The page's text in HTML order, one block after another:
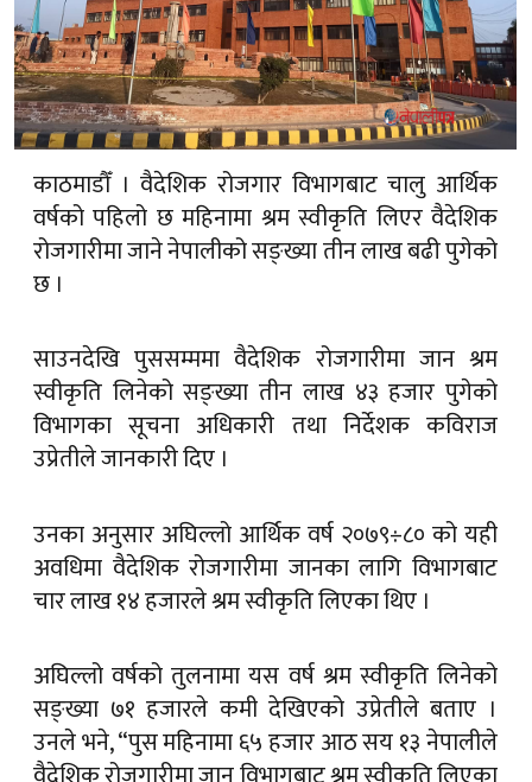
काठमाडौँ । वैदेशिक रोजगार विभागबाट चालु आर्थिक
वर्षको पहिलो छ महिनामा श्रम स्वीकृति लिएर वैदेशिक
रोजगारीमा जाने नेपालीको सङ्ख्या तीन लाख बढी पुगेको
छ ।
साउनदेखि पुससम्ममा वैदेशिक रोजगारीमा जान श्रम
स्वीकृति लिनेको सङ्ख्या तीन लाख ४३ हजार पुगेको
विभागका सूचना अधिकारी तथा निर्देशक कविराज
उप्रेतीले जानकारी दिए ।
उनका अनुसार अघिल्लो आर्थिक वर्ष २०७९÷८० को यही
अवधिमा वैदेशिक रोजगारीमा जानका लागि विभागबाट
चार लाख १४ हजारले श्रम स्वीकृति लिएका थिए ।
अघिल्लो वर्षको तुलनामा यस वर्ष श्रम स्वीकृति लिनेको
सङ्ख्या ७१ हजारले कमी देखिएको उप्रेतीले बताए ।
उनले भने, “पुस महिनामा ६५ हजार आठ सय १३ नेपालीले